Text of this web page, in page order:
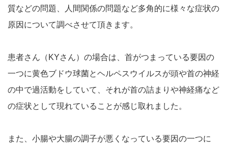
質などの問題、人間関係の問題など多角的に様々な症状の
原因について調べさせて頂きます。
患者さん（KYさん）の場合は、首がつまっている要因の
一つに黄色ブドウ球菌とヘルペスウイルスが頭や首の神経
の中で過活動をしていて、それが首の詰まりや神経痛など
の症状として現れていることが感じ取れました。
また、小腸や大腸の調子が悪くなっている要因の一つに